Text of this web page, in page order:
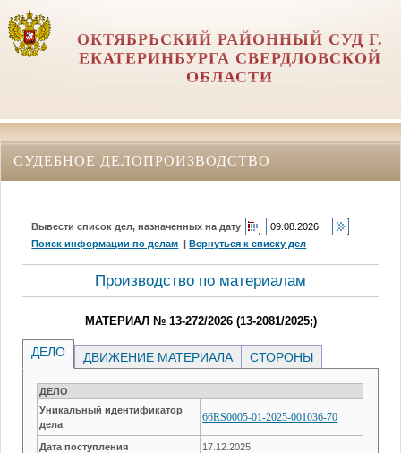
ОКТЯБРЬСКИЙ РАЙОННЫЙ СУД Г.
ЕКАТЕРИНБУРГА СВЕРДЛОВСКОЙ
ОБЛАСТИ
СУДЕБНОЕ ДЕЛОПРОИЗВОДСТВО
Вывести список дел, назначенных на дату
Поиск информации по делам |Вернуться к списку дел
Производство по материалам
МАТЕРИАЛ № 13-272/2026 (13-2081/2025;)
ДЕЛО ДВИЖЕНИЕ МАТЕРИАЛА СТОРОНЫ
ДЕЛО
Уникальный идентификатор
дела
66RS0005-01-2025-001036-70
Дата поступления 17.12.2025